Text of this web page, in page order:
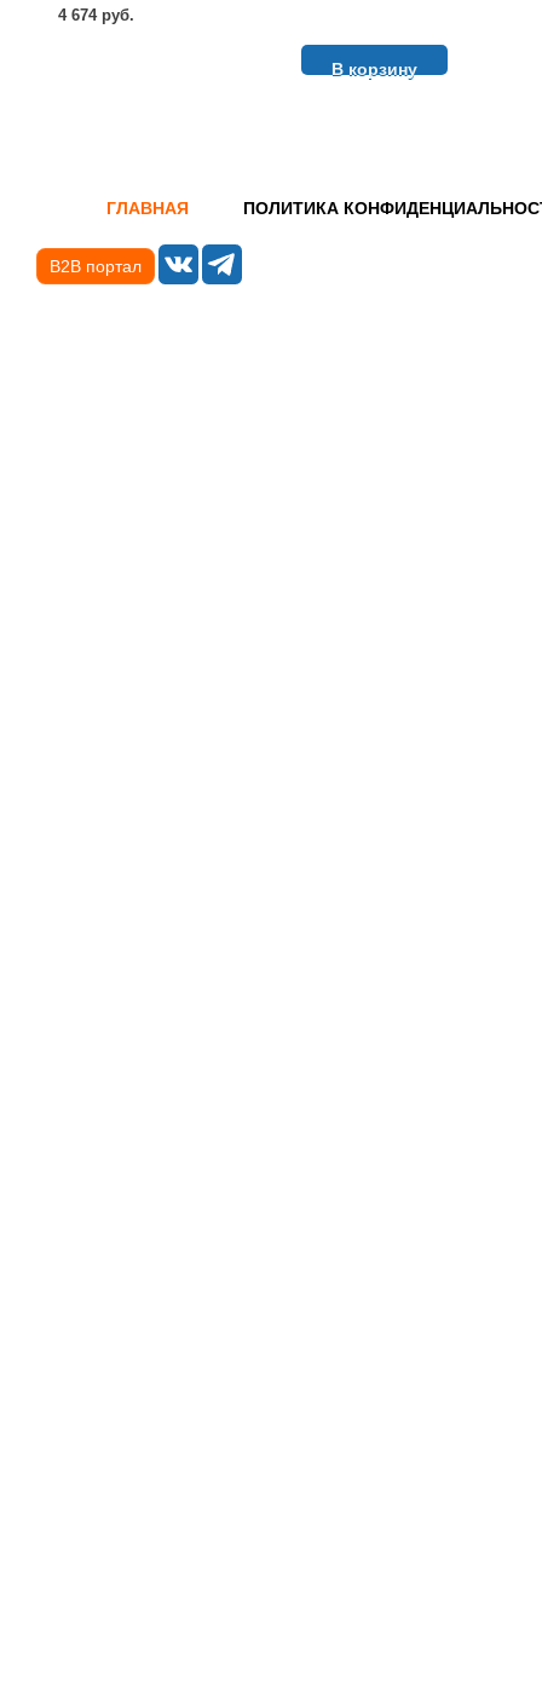
4 674 руб.
В корзину
ГЛАВНАЯ ПОЛИТИКА
B2B портал